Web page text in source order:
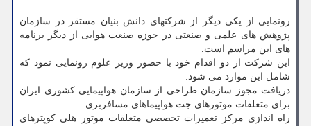
رونمایی از یکی دیگر از شرکتهای دانش بنیان مستقر در سازمان
پژوهش های علمی و صنعتی در حوزه صنعت هوایی از دیگر برنامه
های این مراسم است.
این شرکت از دو اقدام خود با حضور وزیر علوم رونمایی نمود که
شامل این موارد می شود:
دریافت مجوز سازمان طراحی از سازمان هواپیمایی کشوری ایران
برای متعلقات موتورهای جت هواپیماهای مسافربری
راه اندازی مرکز تعمیرات تخصصی متعلقات موتور هلی کوپترهای